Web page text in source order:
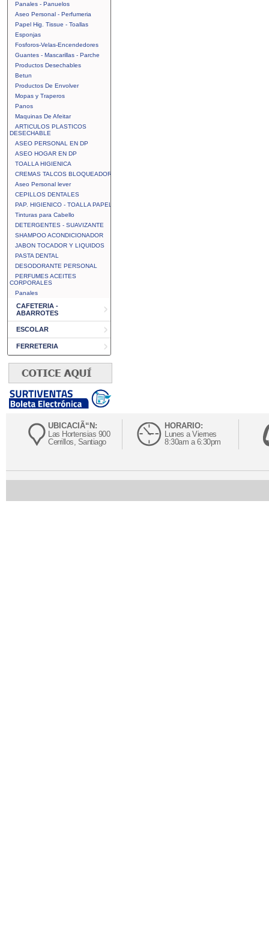
Panales - Panuelos
Aseo Personal - Perfumeria
Papel Hig. Tissue - Toallas
Esponjas
Fosforos-Velas-Encendedores
Guantes - Mascarillas - Parche
Productos Desechables
Betun
Productos De Envolver
Mopas y Traperos
Panos
Maquinas De Afeitar
ARTICULOS PLASTICOS
DESECHABLE
ASEO PERSONAL EN DP
ASEO HOGAR EN DP
TOALLA HIGIENICA
CREMAS TALCOS BLOQUEADOR
Aseo Personal lever
CEPILLOS DENTALES
PAP. HIGIENICO - TOALLA PAPEL
Tinturas para Cabello
DETERGENTES - SUAVIZANTE
SHAMPOO ACONDICIONADOR
JABON TOCADOR Y LIQUIDOS
PASTA DENTAL
DESODORANTE PERSONAL
PERFUMES ACEITES
CORPORALES
Panales
CAFETERIA -
ABARROTES
ESCOLAR
FERRETERIA
UBICACIÃ“N:
Las Hortensias 900
Cerrillos, Santiago
HORARIO:
Lunes a Viernes
8:30am a 6:30pm